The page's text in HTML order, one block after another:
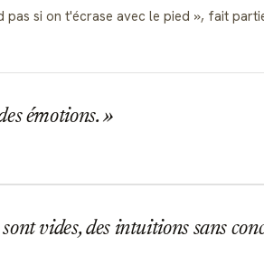
si on t'écrase avec le pied
, fait
émotions.
vides, des intuitions sans